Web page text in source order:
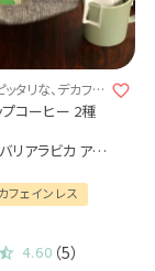
タリな、デカフェ
♪
プコーヒー 2種
リアラビカ アロ
コーヒー
とめ買いにお
フェインレス
4.60 （5）